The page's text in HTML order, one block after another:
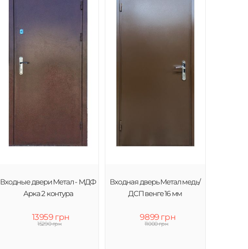
Входные двери Метал - МДФ
Арка 2 контура
13959 грн
15290 грн
Входная дверь Метал медь/
ДСП венге 16 мм
9899 грн
11000 грн